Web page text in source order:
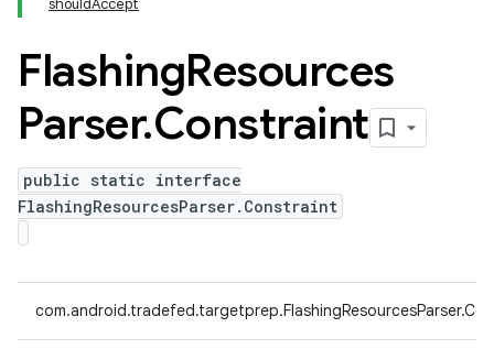
shouldAccept
FlashingResources
Parser.Constraint
public static interface
FlashingResourcesParser.Constraint